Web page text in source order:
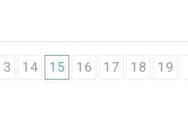
14 15 16 17 18 19